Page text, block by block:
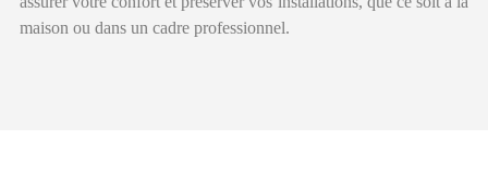
maison ou dans un cadre professionnel.